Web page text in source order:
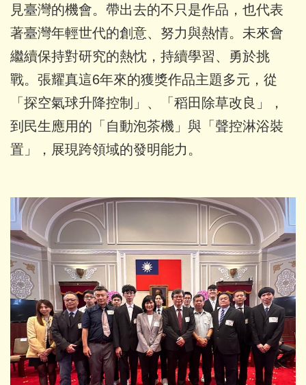
見臺灣的機會。帶出去的不只是作品，也代表
著臺灣年輕世代的創意、努力與熱情。未來會
繼續保持對研究的熱忱，持續學習、勇於挑
戰。張耀真這6年來的獲獎作品主題多元，從
「探空氣球升降控制」、「稻田除草改良」，
到民生應用的「自動泡茶機」與「聲控淋浴裝
置」，展現跨領域的發明能力。